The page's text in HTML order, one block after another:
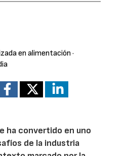
en alimentación ·
ha convertido en uno
de la industria